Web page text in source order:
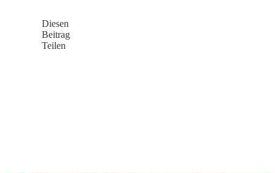
Diesen
Beitrag
Teilen